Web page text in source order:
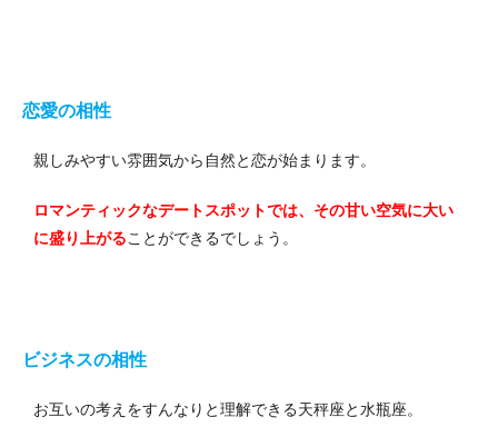
恋愛の相性
親しみやすい雰囲気から自然と恋が始まります。
ロマンティックなデートスポットでは、その甘い空気に大い
に盛り上がることができるでしょう。
ビジネスの相性
お互いの考えをすんなりと理解できる天秤座と水瓶座。